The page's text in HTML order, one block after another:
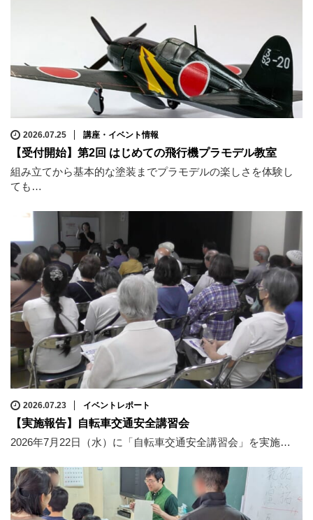
2026.07.25 講座・イベント情報
【受付開始】第2回 はじめての飛行機プラモデル教室
組み立てから基本的な塗装までプラモデルの楽しさを体験し
ても…
2026.07.23 イベントレポート
【実施報告】自転車交通安全講習会
2026年7月22日（水）に「自転車交通安全講習会」を実施…